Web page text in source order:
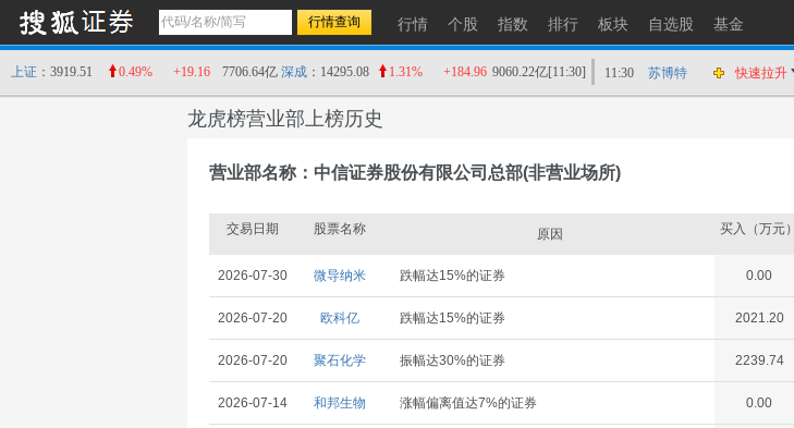
行情 个股 指数 排行 板块 自选股 基金
上证 ：3919.51 0.49% +19.16 7706.64亿 深成 ：14295.08 1.31% +184.96 9060.22亿[11:30]
11:30
*ST帅电
快速拉升
11:30
苏博特
快速拉升
11:30
快速拉升
龙虎榜营业部上榜历史
营业部名称：中信证券股份有限公司总部(非营业场所)
交易日期 股票名称 原因 买入（万元）
2026-07-30 微导纳米 跌幅达15%的证券 0.00
2026-07-20 欧科亿 跌幅达15%的证券 2021.20
2026-07-20 聚石化学 振幅达30%的证券 2239.74
2026-07-14 和邦生物 涨幅偏离值达7%的证券 0.00